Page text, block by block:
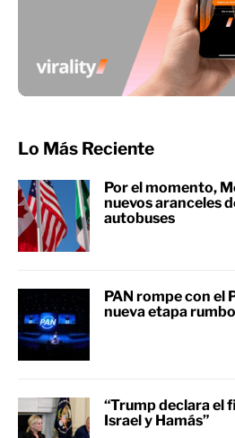
Lo Más Reciente
Por el momento,
nuevos aranceles
autobuses
PAN rompe con el
nueva etapa
“Trump declara el
Israel y Hamás”